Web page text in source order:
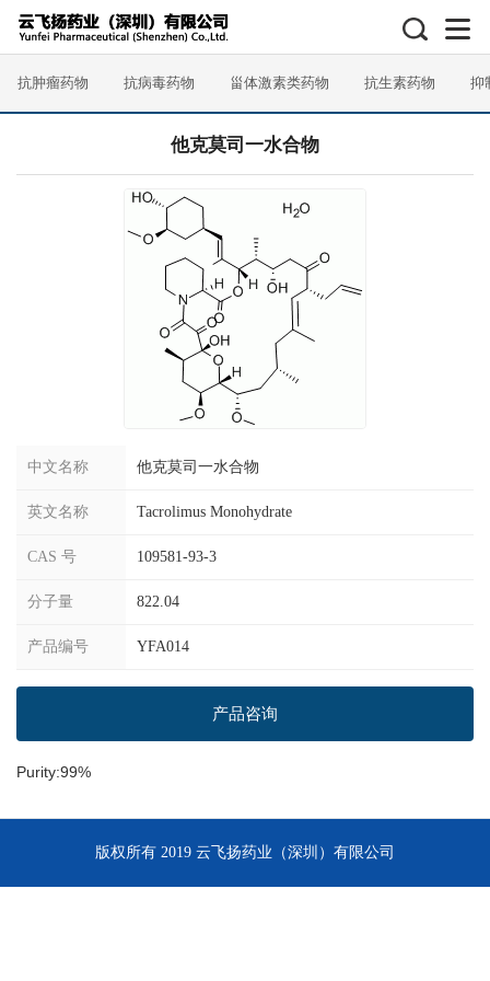
抗肿瘤药物 抗病毒药物 甾体激素类药物 抗生素药物 抑
他克莫司一水合物
中文名称 他克莫司一水合物
英文名称 Tacrolimus Monohydrate
CAS 号 109581-93-3
分子量 822.04
产品编号 YFA014
产品咨询
Purity:99%
版权所有 2019 云飞扬药业（深圳）有限公司